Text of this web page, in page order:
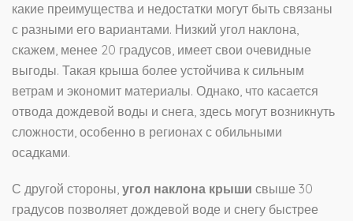
какие преимущества и недостатки могут быть связаны
с разными его вариантами. Низкий угол наклона,
скажем, менее 20 градусов, имеет свои очевидные
выгоды. Такая крыша более устойчива к сильным
ветрам и экономит материалы. Однако, что касается
отвода дождевой воды и снега, здесь могут возникнуть
сложности, особенно в регионах с обильными
осадками.
С другой стороны, угол наклона крыши свыше 30
градусов позволяет дождевой воде и снегу быстрее